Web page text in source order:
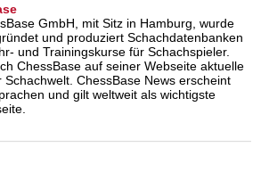
GmbH, mit Sitz in Hamburg, wurde
und produziert Schachdatenbanken
und Trainingskurse für Schachspieler.
ChessBase auf seiner Webseite aktuelle
Schachwelt. ChessBase News erscheint
und gilt weltweit als wichtigste